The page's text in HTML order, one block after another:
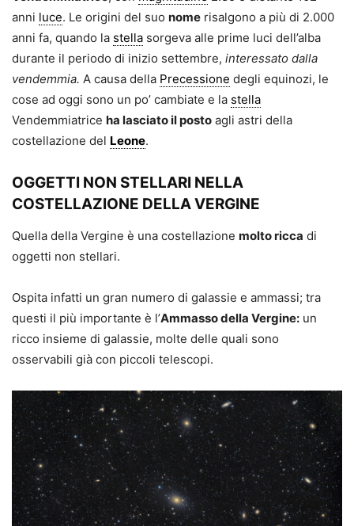
anni luce. Le origini del suo nome risalgono a più di 2.000
anni fa, quando la stella sorgeva alle prime luci dell’alba
durante il periodo di inizio settembre, interessato dalla
vendemmia. A causa della Precessione degli equinozi, le
cose ad oggi sono un po’ cambiate e la stella
Vendemmiatrice ha lasciato il posto agli astri della
costellazione del Leone.
OGGETTI NON STELLARI NELLA
COSTELLAZIONE DELLA VERGINE
Quella della Vergine è una costellazione molto ricca di
oggetti non stellari.
Ospita infatti un gran numero di galassie e ammassi; tra
questi il più importante è l’Ammasso della Vergine: un
ricco insieme di galassie, molte delle quali sono
osservabili già con piccoli telescopi.